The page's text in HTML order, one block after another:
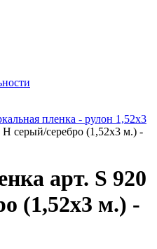
пленка - рулон 1,52х3
H серый/серебро (1,52х3 м.) -
арт. S 920
(1,52х3 м.) -